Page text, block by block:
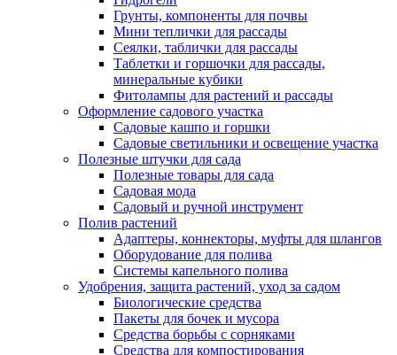
Грунты, компоненты для почвы
Мини теплички для рассады
Сеялки, таблички для рассады
Таблетки и горшочки для рассады,
минеральные кубики
Фитолампы для растений и рассады
Оформление садового участка
Садовые кашпо и горшки
Садовые светильники и освещение участка
Полезные штучки для сада
Полезные товары для сада
Садовая мода
Садовый и ручной инструмент
Полив растений
Адаптеры, коннекторы, муфты для шлангов
Оборудование для полива
Системы капельного полива
Удобрения, защита растений, уход за садом
Биологические средства
Пакеты для бочек и мусора
Средства борьбы с сорняками
Средства для компостирования